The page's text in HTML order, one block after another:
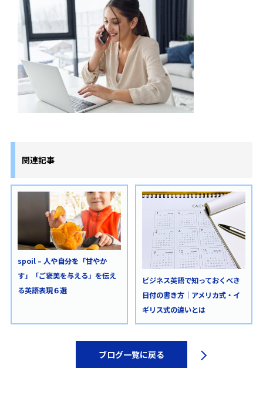
関連記事
spoil – 人や自分を「甘やか
す」「ご褒美を与える」を伝え
る英語表現６選
ビジネス英語で知っておくべき
日付の書き方｜アメリカ式・イ
ギリス式の違いとは
ブログ一覧に戻る